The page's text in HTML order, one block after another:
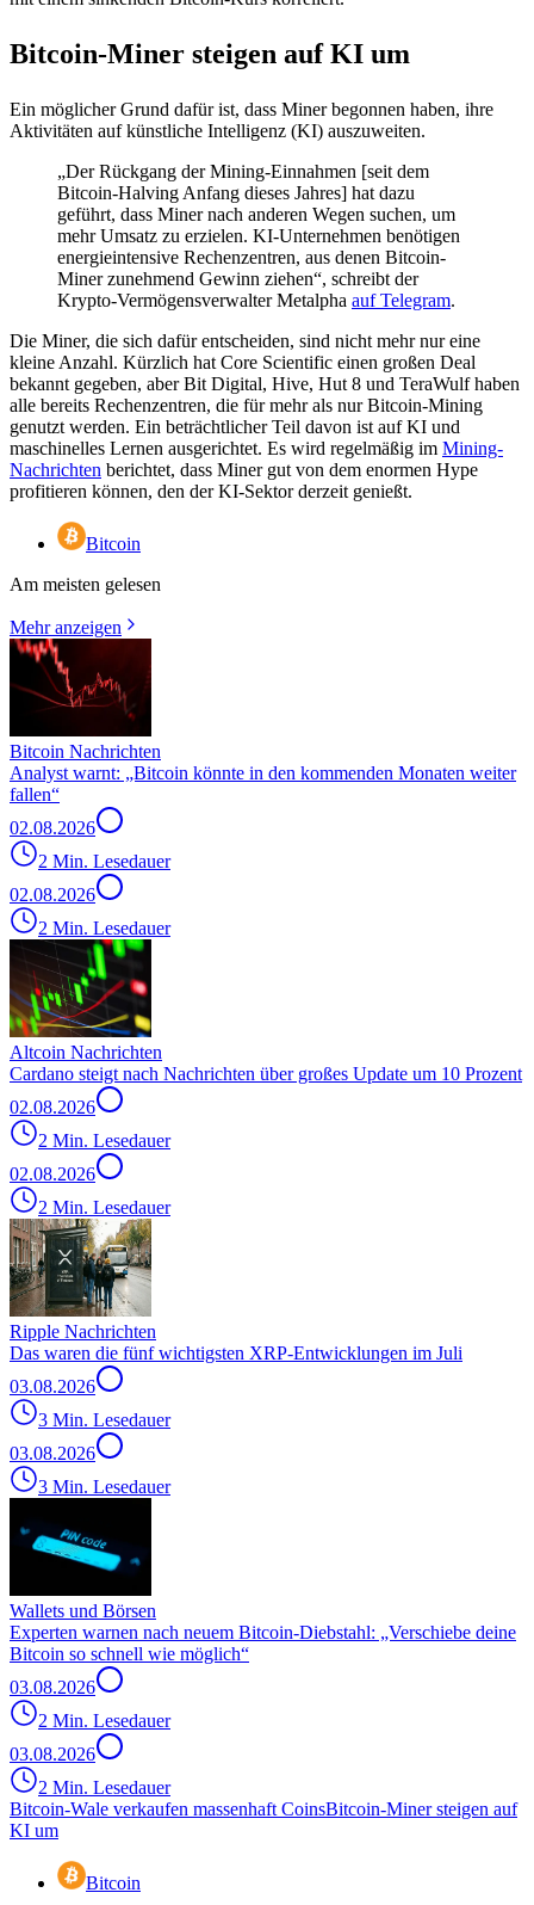
Bitcoin-Miner steigen auf KI um
Ein möglicher Grund dafür ist, dass Miner begonnen haben, ihre
Aktivitäten auf künstliche Intelligenz (KI) auszuweiten.
„Der Rückgang der Mining-Einnahmen [seit dem
Bitcoin-Halving Anfang dieses Jahres] hat dazu
geführt, dass Miner nach anderen Wegen suchen, um
mehr Umsatz zu erzielen. KI-Unternehmen benötigen
energieintensive Rechenzentren, aus denen Bitcoin-
Miner zunehmend Gewinn ziehen“, schreibt der
Krypto-Vermögensverwalter Metalpha auf Telegram.
Die Miner, die sich dafür entscheiden, sind nicht mehr nur eine
kleine Anzahl. Kürzlich hat Core Scientific einen großen Deal
bekannt gegeben, aber Bit Digital, Hive, Hut 8 und TeraWulf haben
alle bereits Rechenzentren, die für mehr als nur Bitcoin-Mining
genutzt werden. Ein beträchtlicher Teil davon ist auf KI und
maschinelles Lernen ausgerichtet. Es wird regelmäßig im Mining-
Nachrichten berichtet, dass Miner gut von dem enormen Hype
profitieren können, den der KI-Sektor derzeit genießt.
Bitcoin
Am meisten gelesen
Mehr anzeigen
Bitcoin Nachrichten
Analyst warnt: „Bitcoin könnte in den kommenden Monaten weiter
fallen“
02.08.2026
2 Min. Lesedauer
02.08.2026
2 Min. Lesedauer
Altcoin Nachrichten
Cardano steigt nach Nachrichten über großes Update um 10 Prozent
02.08.2026
2 Min. Lesedauer
02.08.2026
2 Min. Lesedauer
Ripple Nachrichten
Das waren die fünf wichtigsten XRP-Entwicklungen im Juli
03.08.2026
3 Min. Lesedauer
03.08.2026
3 Min. Lesedauer
Wallets und Börsen
Experten warnen nach neuem Bitcoin-Diebstahl: „Verschiebe deine
Bitcoin so schnell wie möglich“
03.08.2026
2 Min. Lesedauer
03.08.2026
2 Min. Lesedauer
Bitcoin-Wale verkaufen massenhaft CoinsBitcoin-Miner steigen auf
KI um
Bitcoin